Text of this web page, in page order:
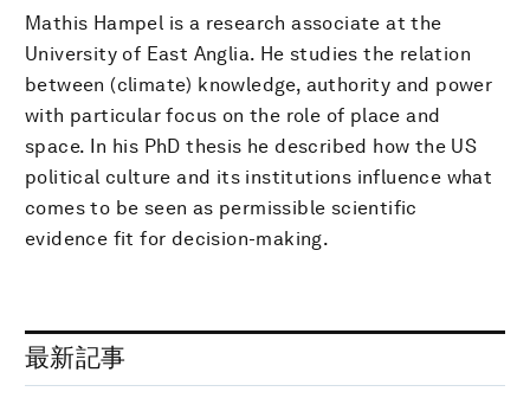
Mathis Hampel is a research associate at the
University of East Anglia. He studies the relation
between (climate) knowledge, authority and power
with particular focus on the role of place and
space. In his PhD thesis he described how the US
political culture and its institutions influence what
comes to be seen as permissible scientific
evidence fit for decision-making.
最新記事